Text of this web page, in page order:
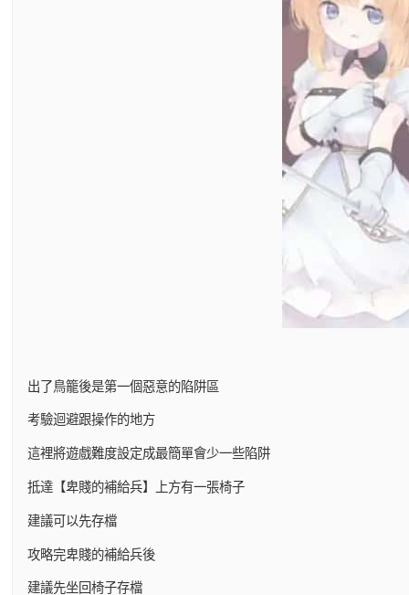
出了鳥籠後是第一個惡意的陷阱區
考驗迴避跟操作的地方
這裡將遊戲難度設定成最簡單會少一些陷阱
抵達【卑賤的補給兵】上方有一張椅子
建議可以先存檔
攻略完卑賤的補給兵後
建議先坐回椅子存檔